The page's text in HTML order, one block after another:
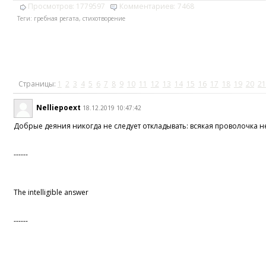
Просмотров: 1779597 Комментариев: 7468
Теги: гребная регата, стихотворение
Страницы: 1 2 3 4 5 6 7 8 9 10 11 12 13 14 15 16 17 18 19 20 21
Nelliepoext 18.12.2019 10:47:42
Добрые деяния никогда не следует откладывать: всякая проволочка
------
The intelligible answer
------